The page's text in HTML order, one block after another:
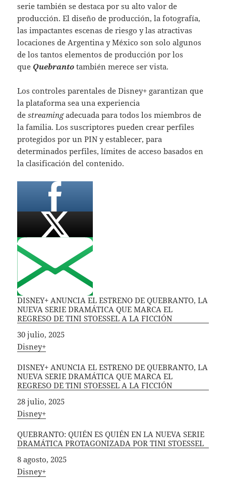
serie también se destaca por su alto valor de
producción. El diseño de producción, la fotografía,
las impactantes escenas de riesgo y las atractivas
locaciones de Argentina y México son solo algunos
de los tantos elementos de producción por los
que Quebrantotambién merece ser vista.
Los controles parentales de Disney+ garantizan que
la plataforma sea una experiencia
destreamingadecuada para todos los miembros de
la familia. Los suscriptores pueden crear perfiles
protegidos por un PIN y establecer, para
determinados perfiles, límites de acceso basados en
la clasificación del contenido.
DISNEY+ ANUNCIA EL ESTRENO DE QUEBRANTO, LA
NUEVA SERIE DRAMÁTICA QUE MARCA EL
REGRESO DE TINI STOESSEL A LA FICCIÓN
Fecha
30 julio, 2025
In relation to
Disney+
DISNEY+ ANUNCIA EL ESTRENO DE QUEBRANTO, LA
NUEVA SERIE DRAMÁTICA QUE MARCA EL
REGRESO DE TINI STOESSEL A LA FICCIÓN
Fecha
28 julio, 2025
In relation to
Disney+
QUEBRANTO: QUIÉN ES QUIÉN EN LA NUEVA SERIE
DRAMÁTICA PROTAGONIZADA POR TINI STOESSEL
Fecha
8 agosto, 2025
In relation to
Disney+